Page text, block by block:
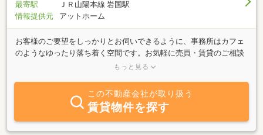
最寄駅
ＪＲ山陽本線 岩国駅
情報提供元
アットホーム
お客様のご要望をしっかりとお伺いできるように、事務所はカフェ
のようなゆったり落ち着く空間です。お気軽に売買・賃貸のご相談
にお越しくださいませ♪・しっかり相談しながら、ゆっくりと決め
樹樹へお越しください。一緒に素敵な将来設計をしてみませんか？
☆HPにしか載せていない物件がたくさんあります☆→
https://www.juju-home.jp/樹樹では少人数・秘密厳守にて、ご相談
をお受けしております。
もっと見る
この不動産会社が取り扱う
賃貸物件を探す